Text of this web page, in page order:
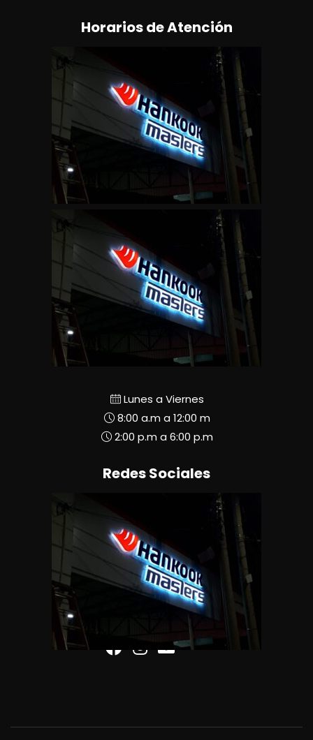
Horarios de Atención
Lunes a Viernes
8:00 a.m a 12:00 m
2:00 p.m a 6:00 p.m
Redes Sociales